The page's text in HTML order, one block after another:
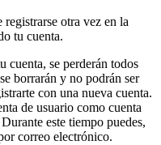
otra vez en la
tu cuenta.
cuenta, se perderán todos
borrarán y no podrán ser
con una nueva cuenta.
de usuario como cuenta
este tiempo puedes,
correo electrónico.